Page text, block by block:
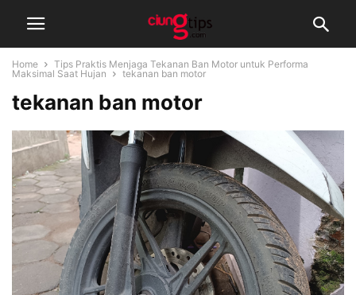
Home
Tips Praktis Menjaga Tekanan Ban Motor untuk Performa
Maksimal Saat Hujan
tekanan ban motor
tekanan ban motor